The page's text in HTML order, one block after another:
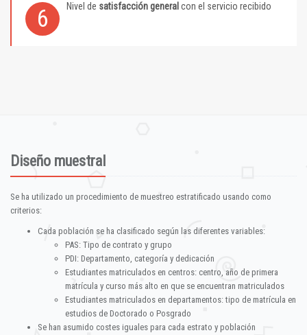
6 Nivel de satisfacción general con el servicio recibido
Diseño muestral
Se ha utilizado un procedimiento de muestreo estratificado usando como
criterios:
Cada población se ha clasificado según las diferentes variables:
PAS: Tipo de contrato y grupo
PDI: Departamento, categoría y dedicación
Estudiantes matriculados en centros: centro, año de primera
matrícula y curso más alto en que se encuentran matriculados
Estudiantes matriculados en departamentos: tipo de matrícula en
estudios de Doctorado o Posgrado
Se han asumido costes iguales para cada estrato y población